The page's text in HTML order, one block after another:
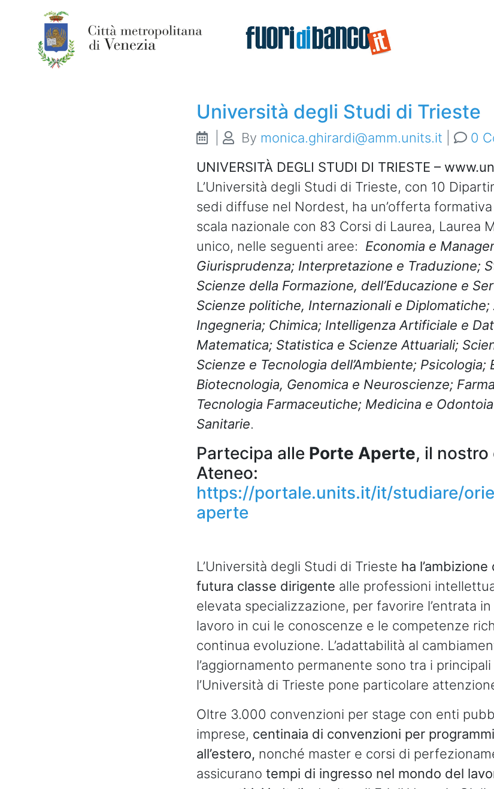
Archive
Indirizzo: Biologia, Biotecnologia,
Università degli Studi di Trieste
By monica.ghirardi@amm.units.it
0
UNIVERSITÀ DEGLI STUDI DI TRIESTE –
L’Università degli Studi di Trieste, con 10
sedi diffuse nel Nordest, ha un’offerta
scala nazionale con 83 Corsi di Laurea, Laurea
unico, nelle seguenti aree: Economia e
Giurisprudenza; Interpretazione e Traduzione;
Scienze della Formazione, dell’Educazione e
Scienze politiche, Internazionali e
Ingegneria; Chimica; Intelligenza Artificiale e
Matematica; Statistica e Scienze Attuariali;
Scienze e Tecnologia dell’Ambiente; Psicologia;
Biotecnologia, Genomica e Neuroscienze;
Tecnologia Farmaceutiche; Medicina e
Sanitarie.
Partecipa alle Porte Aperte, il nostro
Ateneo:
https://portale.units.it/it/studiare/
aperte
L’Università degli Studi di Trieste ha
futura classe dirigente alle professioni
elevata specializzazione, per favorire l’entrata
lavoro in cui le conoscenze e le competenze
continua evoluzione. L’adattabilità al
l’aggiornamento permanente sono tra i
l’Università di Trieste pone particolare
Oltre 3.000 convenzioni per stage con enti
imprese, centinaia di convenzioni per
all’estero, nonché master e corsi di
assicurano tempi di ingresso nel mondo del